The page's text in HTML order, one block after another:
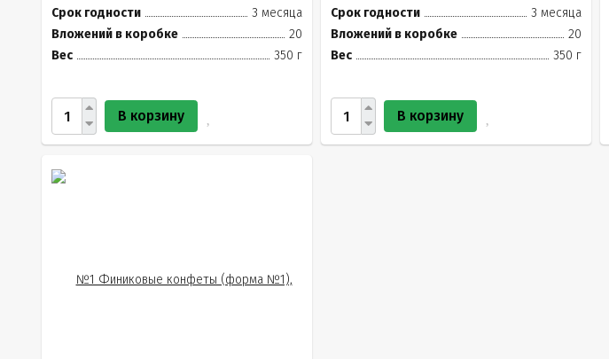
Срок годности
3 месяца
Вложений в коробке
20
Вес
350 г
В корзину
Срок годности
3 месяца
Вложений в коробке
20
Вес
350 г
В корзину